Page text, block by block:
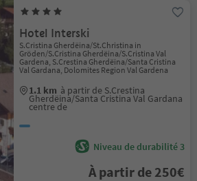
Hotel Interski
S.Cristina Gherdëina/St.Christina in
Gröden/S.Cristina Gherdëina/S.Cristina Val
Gardena, S.Crestina Gherdëina/Santa Cristina
Val Gardana, Dolomites Region Val Gardena
1.1 km à partir de S.Crestina
Gherdëina/Santa Cristina Val Gardana
centre de
Niveau de durabilité 3
À partir de 250€